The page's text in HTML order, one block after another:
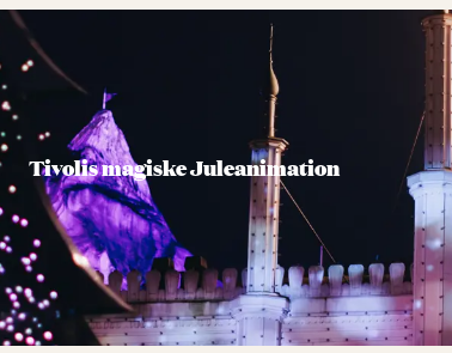
Program Billetter
Tivolis magiske Juleanimation